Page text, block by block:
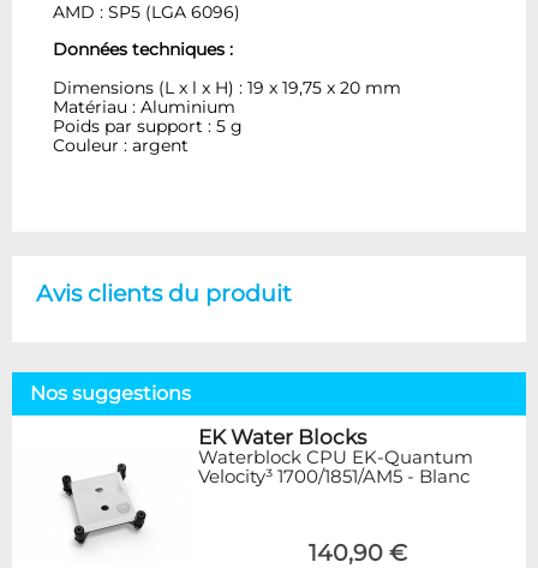
AMD : SP5 (LGA 6096)
Données techniques :
Dimensions (L x l x H) : 19 x 19,75 x 20 mm
Matériau : Aluminium
Poids par support : 5 g
Couleur : argent
Avis clients du produit
Nos suggestions
EK Water Blocks
Waterblock CPU EK-Quantum
Velocity³ 1700/1851/AM5 - Blanc
140,90 €